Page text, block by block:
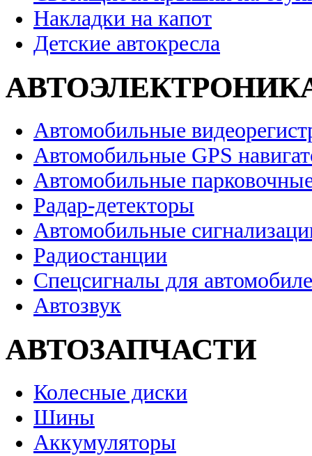
Накладки на капот
Детские автокресла
Автомобильные
Автомобильные GPS
Автомобильные
Радар-детекторы
Автомобильные
Радиостанции
Спецсигналы для
Автозвук
АВТОЗАПЧАСТИ
Колесные диски
Шины
Аккумуляторы